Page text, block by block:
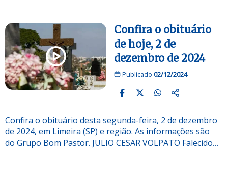
Confira o obituário
de hoje, 2 de
dezembro de 2024
Publicado 02/12/2024
Confira o obituário desta segunda-feira, 2 de dezembro
de 2024, em Limeira (SP) e região. As informações são
do Grupo Bom Pastor. JULIO CESAR VOLPATO Falecido…